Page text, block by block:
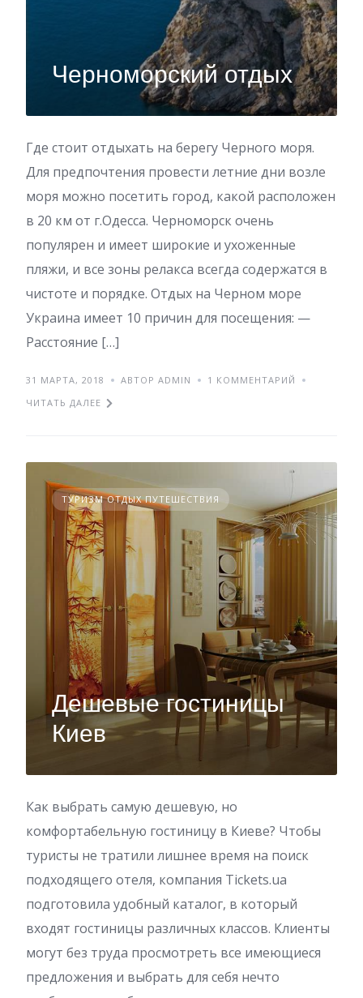
Черноморский отдых
Где стоит отдыхать на берегу Черного моря.
Для предпочтения провести летние дни возле
моря можно посетить город, какой расположен
в 20 км от г.Одесса. Черноморск очень
популярен и имеет широкие и ухоженные
пляжи, и все зоны релакса всегда содержатся в
чистоте и порядке. Отдых на Черном море
Украина имеет 10 причин для посещения: —
Расстояние […]
31 МАРТА, 2018 АВТОР ADMIN
1 КОММЕНТАРИЙ
ЧИТАТЬ ДАЛЕЕ
ТУРИЗМ ОТДЫХ ПУТЕШЕСТВИЯ
Дешевые гостиницы
Киев
Как выбрать самую дешевую, но
комфортабельную гостиницу в Киеве? Чтобы
туристы не тратили лишнее время на поиск
подходящего отеля, компания Tickets.ua
подготовила удобный каталог, в который
входят гостиницы различных классов. Клиенты
могут без труда просмотреть все имеющиеся
предложения и выбрать для себя нечто